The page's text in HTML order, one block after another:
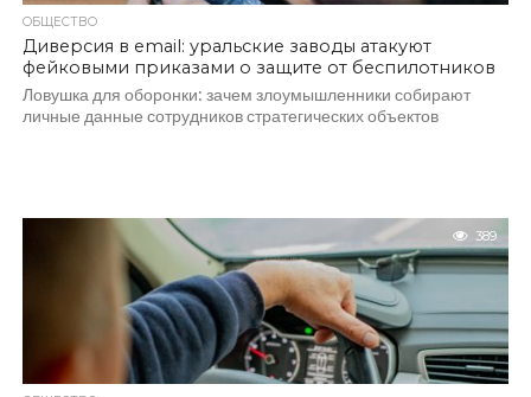
ОБЩЕСТВО
Диверсия в email: уральские заводы атакуют
фейковыми приказами о защите от беспилотников
Ловушка для оборонки: зачем злоумышленники собирают
личные данные сотрудников стратегических объектов
389